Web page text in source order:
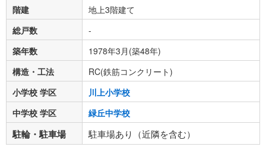
階建
地上3階建て
総戸数
-
築年数
1978年3月(築48年)
構造・工法
RC(鉄筋コンクリート)
小学校 学区
川上小学校
中学校 学区
緑丘中学校
駐輪・駐車場 駐車場あり（近隣を含む）